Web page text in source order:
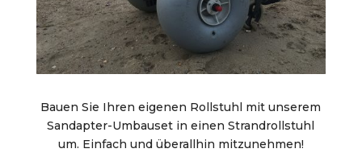
Bauen Sie Ihren eigenen Rollstuhl mit unserem
Sandapter-Umbauset in einen Strandrollstuhl
um. Einfach und überallhin mitzunehmen!